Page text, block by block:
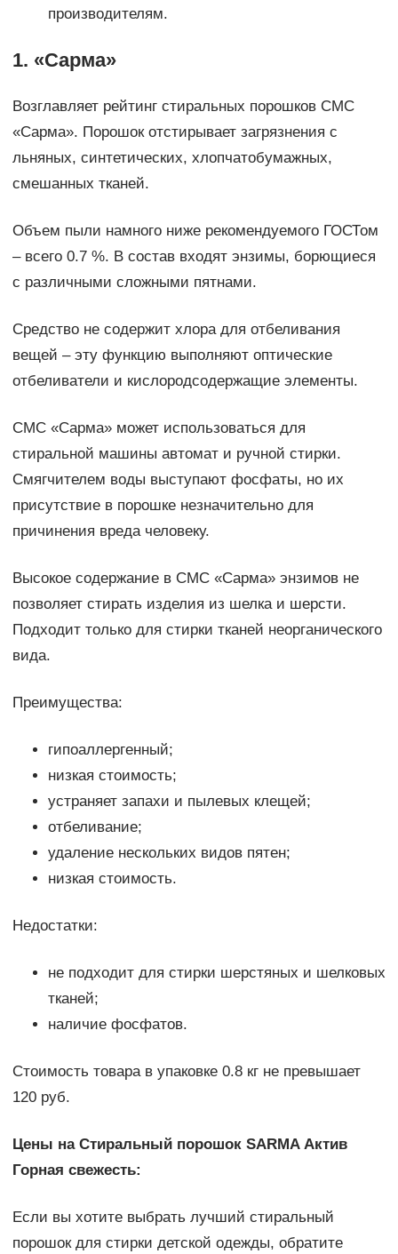
производителям.
1. «Сарма»
Возглавляет рейтинг стиральных порошков СМС
«Сарма». Порошок отстирывает загрязнения с
льняных, синтетических, хлопчатобумажных,
смешанных тканей.
Объем пыли намного ниже рекомендуемого ГОСТом
– всего 0.7 %. В состав входят энзимы, борющиеся
с различными сложными пятнами.
Средство не содержит хлора для отбеливания
вещей – эту функцию выполняют оптические
отбеливатели и кислородсодержащие элементы.
СМС «Сарма» может использоваться для
стиральной машины автомат и ручной стирки.
Смягчителем воды выступают фосфаты, но их
присутствие в порошке незначительно для
причинения вреда человеку.
Высокое содержание в СМС «Сарма» энзимов не
позволяет стирать изделия из шелка и шерсти.
Подходит только для стирки тканей неорганического
вида.
Преимущества:
гипоаллергенный;
низкая стоимость;
устраняет запахи и пылевых клещей;
отбеливание;
удаление нескольких видов пятен;
низкая стоимость.
Недостатки:
не подходит для стирки шерстяных и шелковых
тканей;
наличие фосфатов.
Стоимость товара в упаковке 0.8 кг не превышает
120 руб.
Цены на Стиральный порошок SARMA Актив
Горная свежесть:
Если вы хотите выбрать лучший стиральный
порошок для стирки детской одежды, обратите